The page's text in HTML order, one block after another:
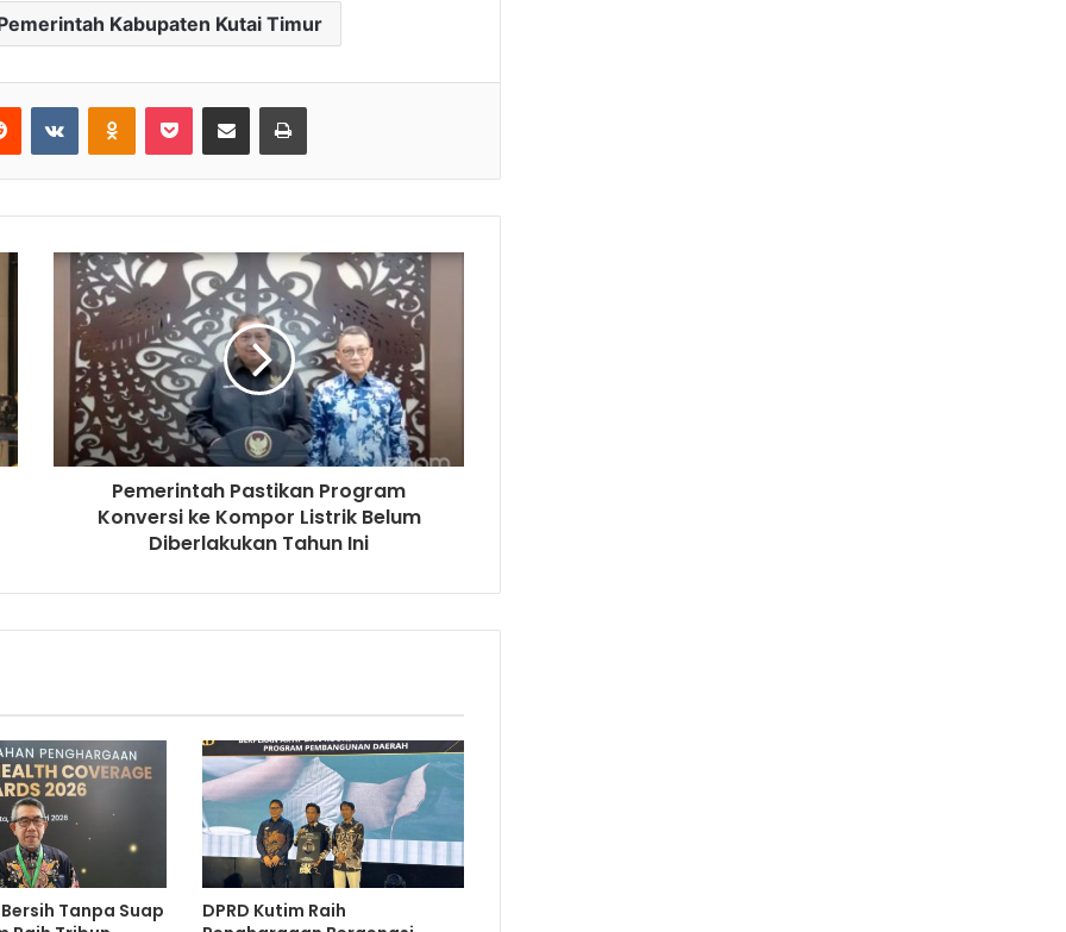
Kabupaten Kutai Timur
Pemerintah Pastikan Program
Konversi ke Kompor Listrik Belum
Diberlakukan Tahun Ini
Tanpa Suap
DPRD Kutim Raih